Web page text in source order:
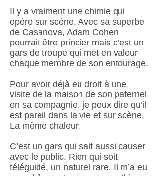
Il y a vraiment une chimie qui
opère sur scène. Avec sa superbe
de Casanova, Adam Cohen
pourrait être princier mais c’est un
gars de troupe qui met en valeur
chaque membre de son entourage.
Pour avoir déjà eu droit à une
visite de la maison de son paternel
en sa compagnie, je peux dire qu’il
est pareil dans la vie et sur scène.
La même chaleur.
C’est un gars qui sait aussi causer
avec le public. Rien qui soit
téléguidé, un naturel rare. Il m’a eu